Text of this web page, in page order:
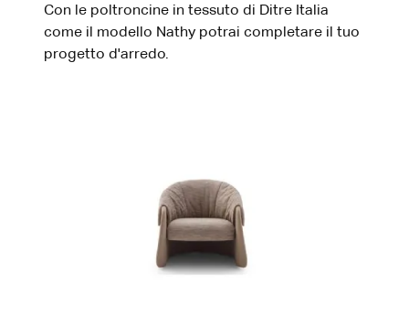
Con le poltroncine in tessuto di Ditre Italia
come il modello Nathy potrai completare il tuo
progetto d'arredo.